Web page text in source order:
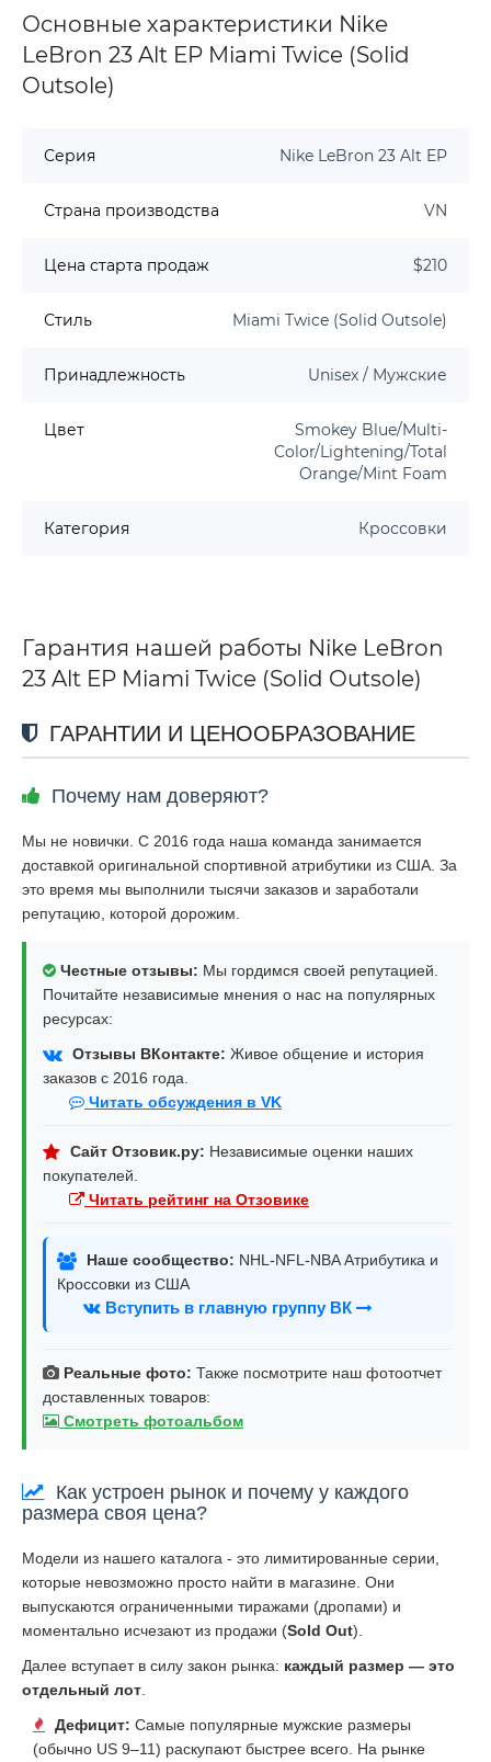
Основные характеристики Nike
LeBron 23 Alt EP Miami Twice (Solid
Outsole)
Серия Nike LeBron 23 Alt EP
Страна производства VN
Цена старта продаж $210
Стиль Miami Twice (Solid Outsole)
Принадлежность Unisex / Мужские
Цвет
Smokey Blue/Multi-
Color/Lightening/Total
Orange/Mint Foam
Категория Кроссовки
Гарантия нашей работы Nike LeBron
23 Alt EP Miami Twice (Solid Outsole)
ГАРАНТИИ И ЦЕНООБРАЗОВАНИЕ
Почему нам доверяют?
Мы не новички. С 2016 года наша команда занимается
доставкой оригинальной спортивной атрибутики из США. За
это время мы выполнили тысячи заказов и заработали
репутацию, которой дорожим.
Честные отзывы: Мы гордимся своей репутацией.
Почитайте независимые мнения о нас на популярных
ресурсах:
Отзывы ВКонтакте: Живое общение и история
заказов с 2016 года.
Читать обсуждения в VK
Сайт Отзовик.ру: Независимые оценки наших
покупателей.
Читать рейтинг на Отзовике
Наше сообщество: NHL-NFL-NBA Атрибутика и
Кроссовки из США
Вступить в главную группу ВК
Реальные фото: Также посмотрите наш фотоотчет
доставленных товаров:
Смотреть фотоальбом
Как устроен рынок и почему у каждого
размера своя цена?
Модели из нашего каталога - это лимитированные серии,
которые невозможно просто найти в магазине. Они
выпускаются ограниченными тиражами (дропами) и
моментально исчезают из продажи (Sold Out).
Далее вступает в силу закон рынка: каждый размер — это
отдельный лот
Дефицит: Самые популярные мужские размеры
(обычно US 9–11) раскупают быстрее всего. На рынке